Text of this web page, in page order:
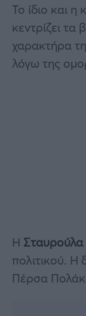
Το ίδιο και η
κεντρίζει
χαρακτήρα
λόγω της
Η Σταυρούλα
πολιτικού. Η
Πέρσα